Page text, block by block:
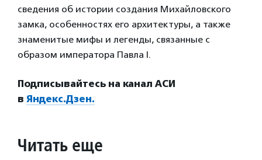
сведения об истории создания Михайловского
замка, особенностях его архитектуры, а также
знаменитые мифы и легенды, связанные с
образом императора Павла I.
Подписывайтесь на канал АСИ
в Яндекс.Дзен.
Читать еще